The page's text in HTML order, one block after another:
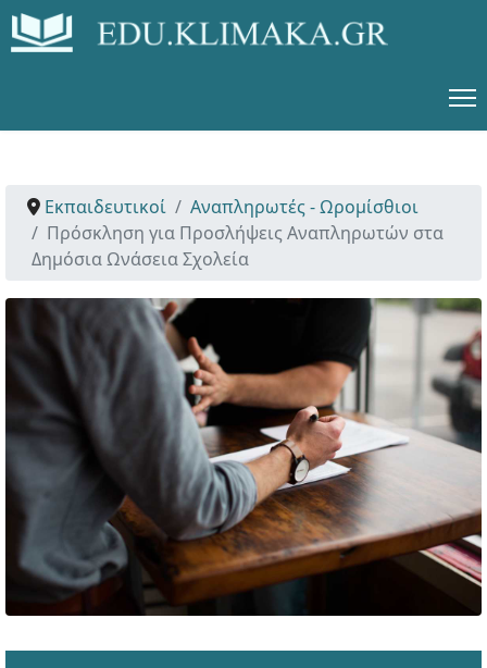
Εκπαιδευτικοί
Αναπληρωτές - Ωρομίσθιοι
Πρόσκληση για Προσλήψεις Αναπληρωτών στα
Δημόσια Ωνάσεια Σχολεία